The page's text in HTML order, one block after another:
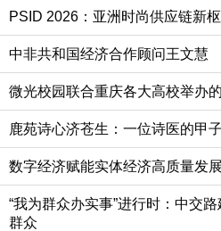
PSID 2026：亚洲时尚供应链新
中非共和国经济合作顾问王文慧
微光校园联合重庆各大高校举办
鹿苑诗心济苍生：一位诗医的甲
数字经济赋能实体经济高质量发
“我为群众办实事”进行时：中交
群众